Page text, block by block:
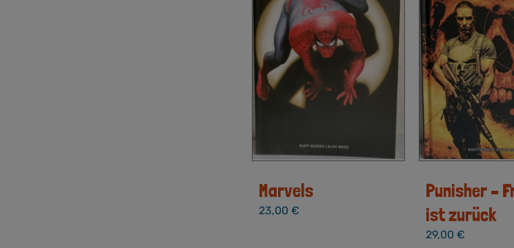
Marvels
23,00 €
Punisher –
ist zurück
29,00 €